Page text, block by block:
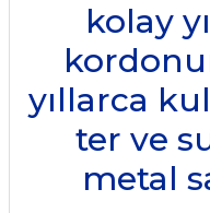
kolay
yıllarca
ter ve
metal